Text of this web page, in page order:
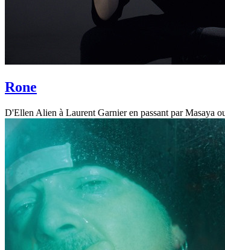
Rone
D'Ellen Alien à Laurent Garnier en passant par Masaya